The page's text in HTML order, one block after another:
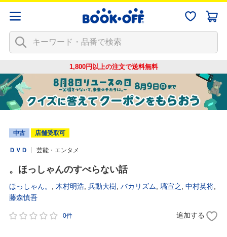
1,800円以上の注文で送料無料
中古 店舗受取可
ＤＶＤ 芸能・エンタメ
。ほっしゃんのすべらない話
ほっしゃん。 木村明浩 兵動大樹 バカリズム 塙宣之 中村英将
藤森慎吾
0件 追加する